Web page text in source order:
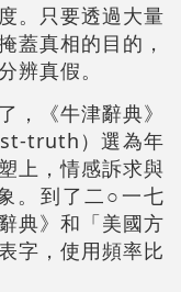
。只要透過大量
蓋真相的目的，
辨真假。
，《牛津辭典》
truth）選為年
上，情感訴求與
。到了二○一七
典》和「美國方
字，使用頻率比